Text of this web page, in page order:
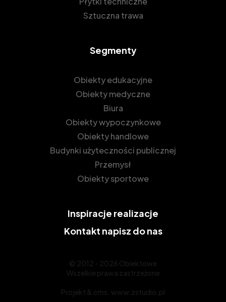
Sztuczna trawa
Segmenty
Obiekty edukacyjne
Obiekty medyczne
Biura
Obiekty wypoczynkowe
Obiekty handlowe
Budynki użyteczności publicznej
Przemysł
Obiekty sportowe
Inspiracje realizacje
Kontakt napisz do nas
© 2012 - 2026 Obiektowe
Wszelkie prawa zastrzeżone
Projekt & cms: www.zstudio.pl